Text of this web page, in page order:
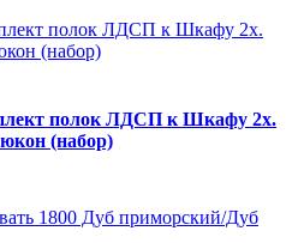
полок ЛДСП к Шкафу 2х.
(набор)